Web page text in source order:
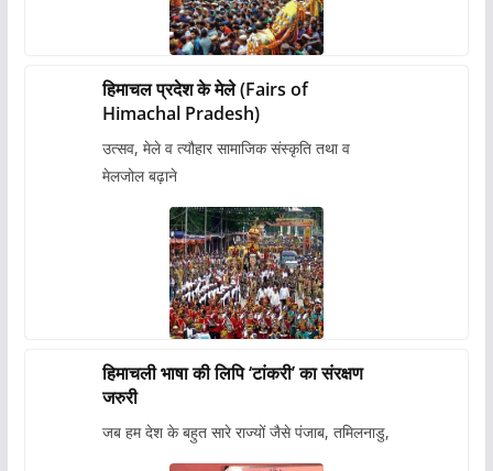
हिमाचल प्रदेश के मेले (Fairs of
Himachal Pradesh)
उत्सव, मेले व त्यौहार सामाजिक संस्कृति तथा व
मेलजोल बढ़ाने
हिमाचली भाषा की लिपि ‘टांकरी’ का संरक्षण
जरुरी
जब हम देश के बहुत सारे राज्यों जैसे पंजाब, तमिलनाडु,